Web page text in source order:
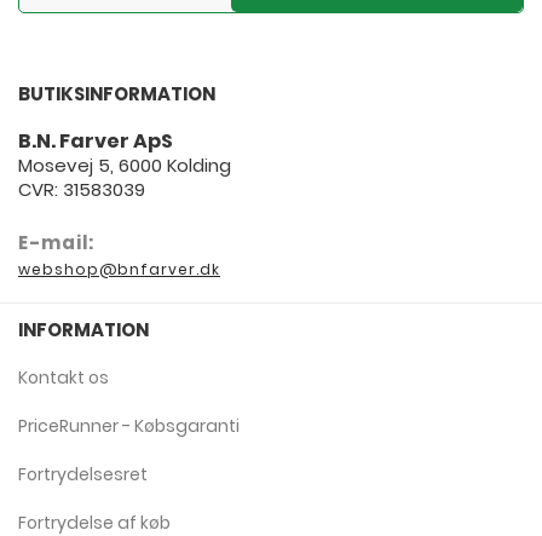
BUTIKSINFORMATION
B.N. Farver ApS
Mosevej 5, 6000 Kolding
CVR: 31583039
E-mail:
webshop@bnfarver.dk
INFORMATION
Kontakt os
PriceRunner - Købsgaranti
Fortrydelsesret
Fortrydelse af køb